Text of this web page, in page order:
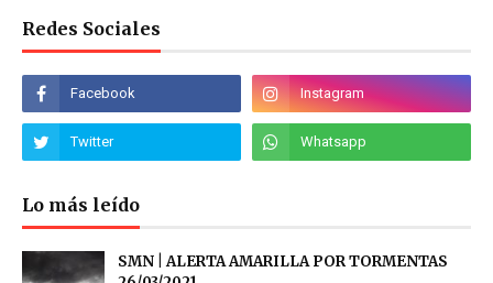
Redes Sociales
Lo más leído
SMN | ALERTA AMARILLA POR TORMENTAS